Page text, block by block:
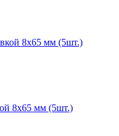
8х65 мм (5шт.)